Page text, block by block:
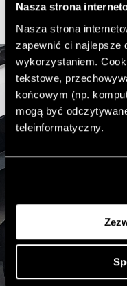
Nasza strona
Nasza strona
zapewnić ci najlepsze
wykorzystaniem.
tekstowe,
końcowym (np.
mogą być
teleinformatyczny.